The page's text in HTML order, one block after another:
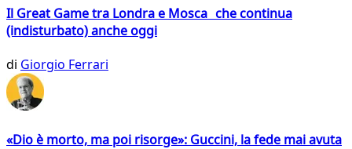
Il Great Game tra Londra e Mosca che continua
(indisturbato) anche oggi
di Giorgio Ferrari
«Dio è morto, ma poi risorge»: Guccini, la fede mai avuta